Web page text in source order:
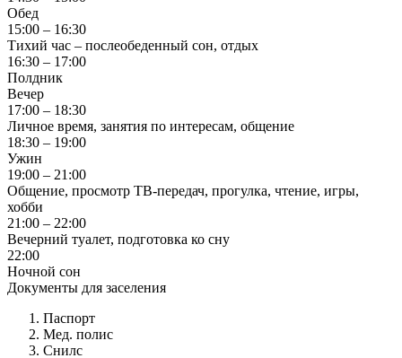
Обед
15:00 – 16:30
Тихий час – послеобеденный сон, отдых
16:30 – 17:00
Полдник
Вечер
17:00 – 18:30
Личное время, занятия по интересам, общение
18:30 – 19:00
Ужин
19:00 – 21:00
Общение, просмотр ТВ-передач, прогулка, чтение, игры,
хобби
21:00 – 22:00
Вечерний туалет, подготовка ко сну
22:00
Ночной сон
Документы для заселения
Паспорт
Мед. полис
Снилс